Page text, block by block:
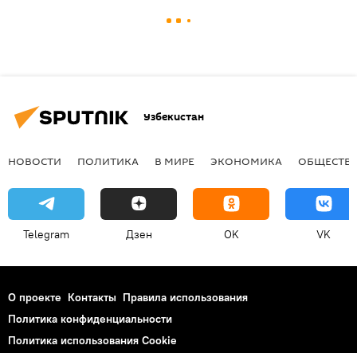
Узбекистан
НОВОСТИ ПОЛИТИКА В МИРЕ ЭКОНОМИКА
Telegram Дзен OK VK
О проекте Контакты Правила использования
Политика конфиденциальности
Политика использования Cookie